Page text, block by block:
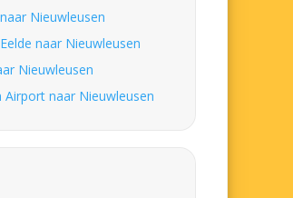
Nieuwleusen
naar Nieuwleusen
Nieuwleusen
naar Nieuwleusen